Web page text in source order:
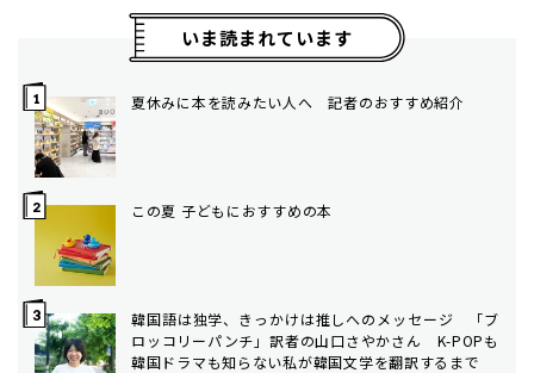
いま読まれています
夏休みに本を読みたい人へ 記者のおすすめ紹介
この夏 子どもにおすすめの本
韓国語は独学、きっかけは推しへのメッセージ 「ブ
ロッコリーパンチ」訳者の山口さやかさん K-POPも
韓国ドラマも知らない私が韓国文学を翻訳するまで